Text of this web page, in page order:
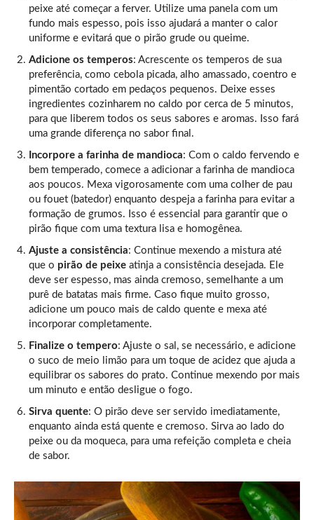
peixe até começar a ferver. Utilize uma panela com um
fundo mais espesso, pois isso ajudará a manter o calor
uniforme e evitará que o pirão grude ou queime.
Adicione os temperos: Acrescente os temperos de sua
preferência, como cebola picada, alho amassado, coentro e
pimentão cortado em pedaços pequenos. Deixe esses
ingredientes cozinharem no caldo por cerca de 5 minutos,
para que liberem todos os seus sabores e aromas. Isso fará
uma grande diferença no sabor final.
Incorpore a farinha de mandioca: Com o caldo fervendo e
bem temperado, comece a adicionar a farinha de mandioca
aos poucos. Mexa vigorosamente com uma colher de pau
ou fouet (batedor) enquanto despeja a farinha para evitar a
formação de grumos. Isso é essencial para garantir que o
pirão fique com uma textura lisa e homogênea.
Ajuste a consistência: Continue mexendo a mistura até
que o pirão de peixe atinja a consistência desejada. Ele
deve ser espesso, mas ainda cremoso, semelhante a um
purê de batatas mais firme. Caso fique muito grosso,
adicione um pouco mais de caldo quente e mexa até
incorporar completamente.
Finalize o tempero: Ajuste o sal, se necessário, e adicione
o suco de meio limão para um toque de acidez que ajuda a
equilibrar os sabores do prato. Continue mexendo por mais
um minuto e então desligue o fogo.
Sirva quente: O pirão deve ser servido imediatamente,
enquanto ainda está quente e cremoso. Sirva ao lado do
peixe ou da moqueca, para uma refeição completa e cheia
de sabor.